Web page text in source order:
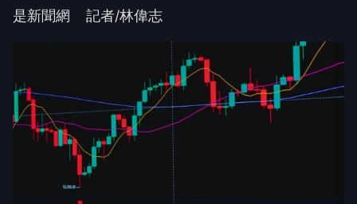
是新聞網 記者/林偉志